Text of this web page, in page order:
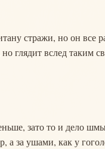
стражи, но он все
глядит вслед таким
зато то и дело
за ушами, как у